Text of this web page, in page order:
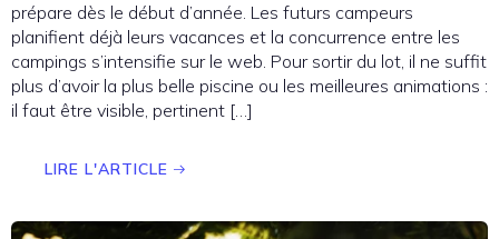
prépare dès le début d’année. Les futurs campeurs
planifient déjà leurs vacances et la concurrence entre les
campings s’intensifie sur le web. Pour sortir du lot, il ne suffit
plus d’avoir la plus belle piscine ou les meilleures animations :
il faut être visible, pertinent […]
LIRE L'ARTICLE